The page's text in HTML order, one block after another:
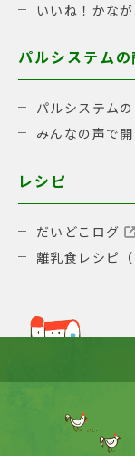
いいね！かな
パルシステムの
パルシステム
みんなの声で
レシピ
だいどこログ
離乳食レシピ